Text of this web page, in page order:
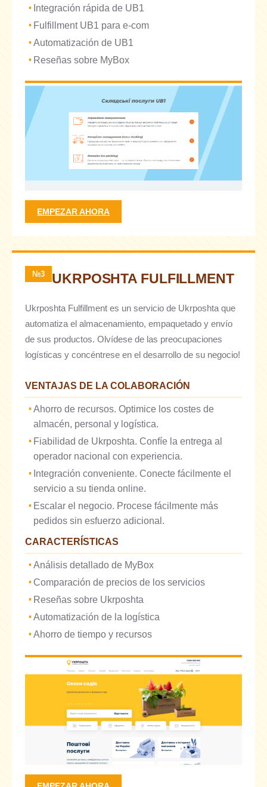
Integración rápida de UB1
Fulfillment UB1 para e-com
Automatización de UB1
Reseñas sobre MyBox
EMPEZAR AHORA
№3 UKRPOSHTA FULFILLMENT
Ukrposhta Fulfillment es un servicio de Ukrposhta que
automatiza el almacenamiento, empaquetado y envío
de sus productos. Olvídese de las preocupaciones
logísticas y concéntrese en el desarrollo de su negocio!
VENTAJAS DE LA COLABORACIÓN
Ahorro de recursos. Optimice los costes de
almacén, personal y logística.
Fiabilidad de Ukrposhta. Confíe la entrega al
operador nacional con experiencia.
Integración conveniente. Conecte fácilmente el
servicio a su tienda online.
Escalar el negocio. Procese fácilmente más
pedidos sin esfuerzo adicional.
CARACTERÍSTICAS
Análisis detallado de MyBox
Comparación de precios de los servicios
Reseñas sobre Ukrposhta
Automatización de la logística
Ahorro de tiempo y recursos